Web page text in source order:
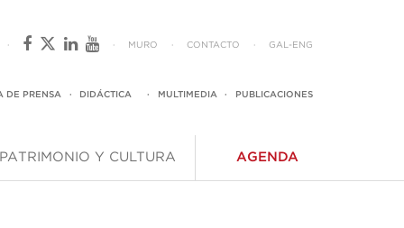
· · MURO · CONTACTO · GAL- ENG
DE PRENSA · DIDÁCTICA · MULTIMEDIA · PUBLICACIONES
PATRIMONIO Y CULTURA AGENDA